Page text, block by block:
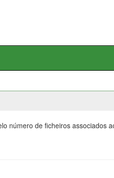
número de ficheiros associados